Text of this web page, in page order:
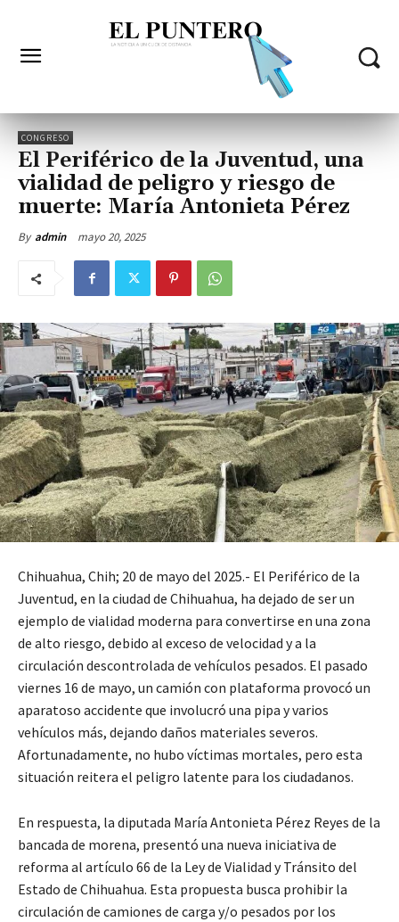
CONGRESO
El Periférico de la Juventud, una
vialidad de peligro y riesgo de
muerte: María Antonieta Pérez
By admin mayo 20, 2025
Chihuahua, Chih; 20 de mayo del 2025.- El Periférico de la
Juventud, en la ciudad de Chihuahua, ha dejado de ser un
ejemplo de vialidad moderna para convertirse en una zona
de alto riesgo, debido al exceso de velocidad y a la
circulación descontrolada de vehículos pesados. El pasado
viernes 16 de mayo, un camión con plataforma provocó un
aparatoso accidente que involucró una pipa y varios
vehículos más, dejando daños materiales severos.
Afortunadamente, no hubo víctimas mortales, pero esta
situación reitera el peligro latente para los ciudadanos.
En respuesta, la diputada María Antonieta Pérez Reyes de la
bancada de morena, presentó una nueva iniciativa de
reforma al artículo 66 de la Ley de Vialidad y Tránsito del
Estado de Chihuahua. Esta propuesta busca prohibir la
circulación de camiones de carga y/o pesados por los